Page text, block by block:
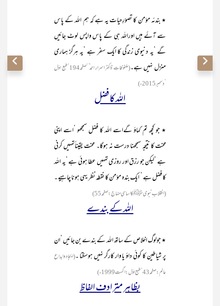
٭ بندئہ مؤمن کا تصوّرِحیات یہ ہے کہ ہم اللہ کے پاس
سے آئے ہیں اوراللہ ہی کے پاس واپس لوٹ جائیں
گے ‘یہ دنیوی زندگی کا ایک سفر ہے ‘یہ ہرگز ہماری
منزل نہیں ہے۔
(ملفوظاتِ ڈاکٹر اسرار احمد ؒ ‘صفحہ194‘طبع اوّل
‘دسمبر 2015ء)
اللہ کا فضل
٭ جو کچھ تم کماؤ گےاسے اللہ کا فضل سمجھو ‘اسے اپنی
محنت کا نتیجہ سمجھنا درست نہ ہوگا۔ محنت یقیناًتمہیں کرنی
ہے ‘لیکن جو رزق اور روزی تمہیں عطا ہوئی ہے ‘یہ اللہ
کا فضل ہے ‘ ایک بندہ مؤمن کا نقطہ نظر یہی ہونا چاہیے ۔
(انقلاب ِنبوی ﷺ کااساسی منہاج:صفحہ55)
اللہ کے بندے
٭ جولوگ اخلاص کے ساتھ اللہ کے بندے بن جائیں ‘ان
پر شیاطین کا کوئی داؤ یا وار کارگر نہیں ہوسکتا ۔(ایجاد وابداع
عالم:صفحہ43 ‘طبع اوّل :اگست1999ء )
بظاہر مترادف الفاظ